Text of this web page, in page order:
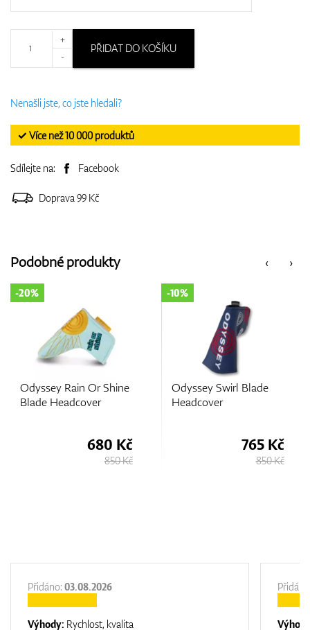
+
-
PŘIDAT DO KOŠÍKU
Nenašli jste, co jste hledali?
✓ Více než 10 000 produktů
Sdílejte na: Facebook
Doprava 99 Kč
‹
Podobné produkty ›
Shine
Odyssey Swirl Blade
Headcover
J.Lindeberg
Přidáno: 03.08.2026
Výhody: Rychlost, kvalita